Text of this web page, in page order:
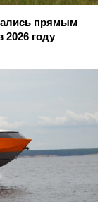
прямым
году